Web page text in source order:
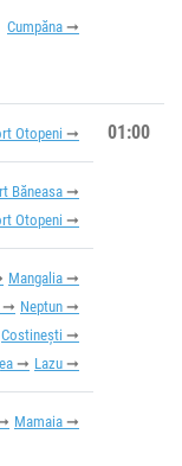
Cumpăna
Otopeni 01:00
Băneasa
Otopeni
Mangalia
Neptun
Costinești
Lazu
Mamaia